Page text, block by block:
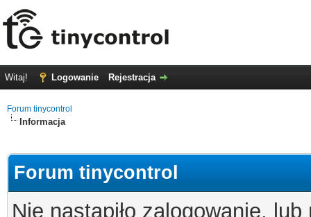
Witaj! Logowanie Rejestracja
Forum tinycontrol
Informacja
Forum tinycontrol
Nie nastąpiło zalogowanie,